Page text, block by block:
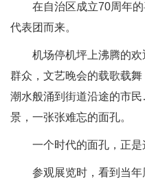
在自治区成立70周年的
代表团而来。
机场停机坪上沸腾的欢
群众，文艺晚会的载歌载
潮水般涌到街道沿途的市
景，一张张难忘的面孔。
一个时代的面孔，正是
参观展览时，看到当年